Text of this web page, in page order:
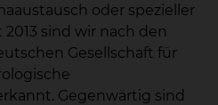
oder spezieller
sind wir nach den
Gesellschaft für
Gegenwärtig sind